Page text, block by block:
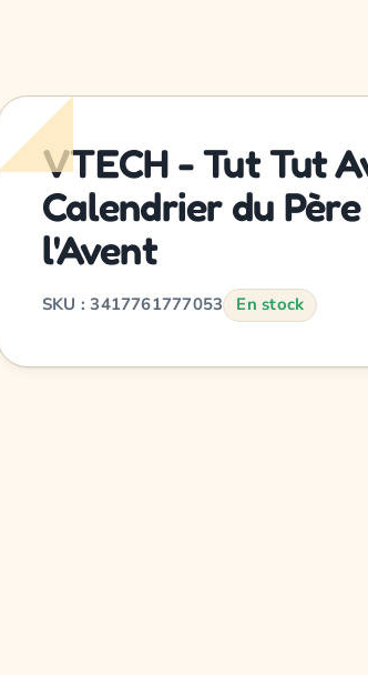
VTECH - Tut Tut
Calendrier du
l'Avent
SKU : 3417761777053 En stock